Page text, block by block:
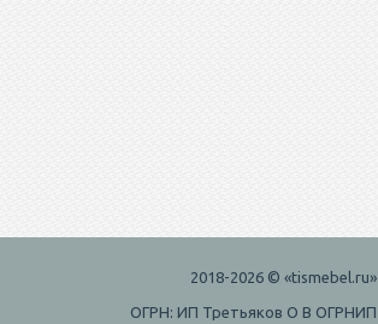
2018-2026 © «tismebel.ru»
ОГРН: ИП Третьяков О В ОГРНИП